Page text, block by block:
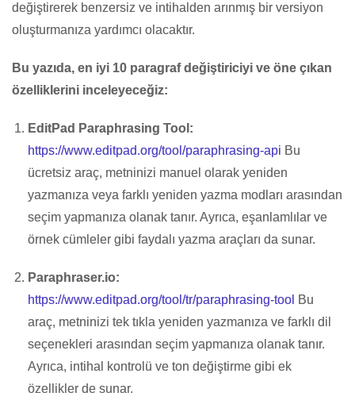
değiştirerek benzersiz ve intihalden arınmış bir versiyon
oluşturmanıza yardımcı olacaktır.
Bu yazıda, en iyi 10 paragraf değiştiriciyi ve öne çıkan
özelliklerini inceleyeceğiz:
EditPad Paraphrasing Tool:
https://www.editpad.org/tool/paraphrasing-api Bu
ücretsiz araç, metninizi manuel olarak yeniden
yazmanıza veya farklı yeniden yazma modları arasından
seçim yapmanıza olanak tanır. Ayrıca, eşanlamlılar ve
örnek cümleler gibi faydalı yazma araçları da sunar.
Paraphraser.io:
https://www.editpad.org/tool/tr/paraphrasing-tool
Bu
araç, metninizi tek tıkla yeniden yazmanıza ve farklı dil
seçenekleri arasından seçim yapmanıza olanak tanır.
Ayrıca, intihal kontrolü ve ton değiştirme gibi ek
özellikler de sunar.